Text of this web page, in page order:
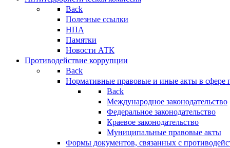
Back
Полезные ссылки
НПА
Памятки
Новости АТК
Противодействие коррупции
Back
Нормативные правовые и иные акты в сфере
Back
Международное законодательство
Федеральное законодательство
Краевое законодательство
Муниципальные правовые акты
Формы документов, связанных с